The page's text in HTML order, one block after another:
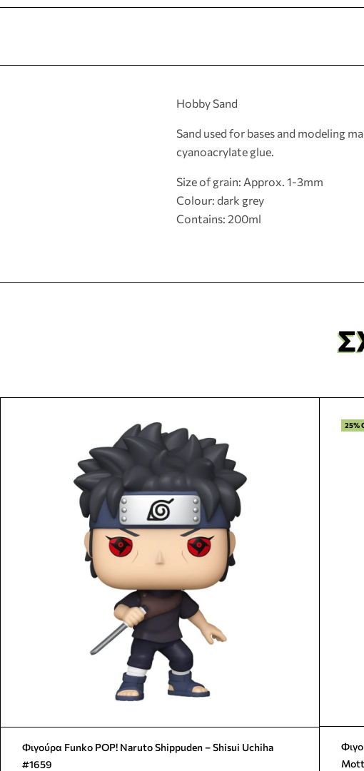
Hobby Sand
Sand used for bases and modeling
cyanoacrylate glue.
Size of grain: Approx. 1-3mm
Colour: dark grey
Contains: 200ml
Φιγούρα Funko POP! Naruto Shippuden – Shisui Uchiha
#1659
25%